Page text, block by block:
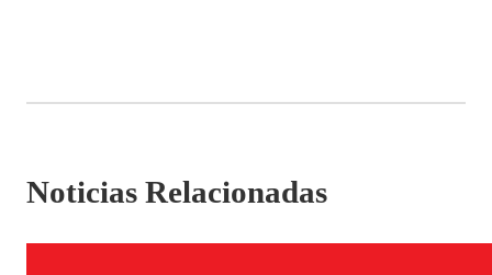
Noticias Relacionadas